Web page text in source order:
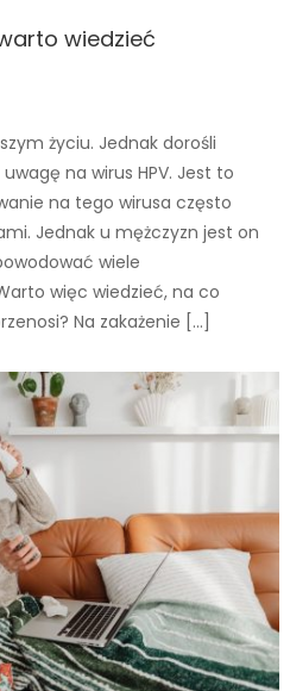
wiedzieć
życiu. Jednak dorośli
na wirus HPV. Jest to
na tego wirusa często
Jednak u mężczyzn jest on
wiele
więc wiedzieć, na co
Na zakażenie […]